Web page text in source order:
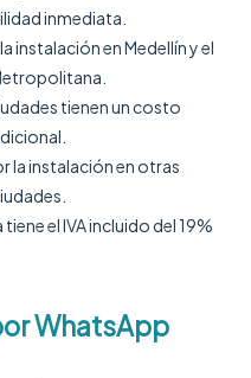
inmediata.
instalación en Medellín y el
tienen un costo
la instalación en otras
el IVA incluido del 19%
WhatsApp